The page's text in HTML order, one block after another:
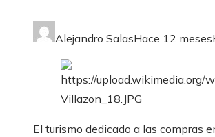
Alejandro SalasHace 12 meses
El turismo dedicado a las compras